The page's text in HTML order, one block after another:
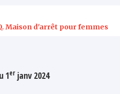
Maison d'arrêt pour femmes
1er janv 2024